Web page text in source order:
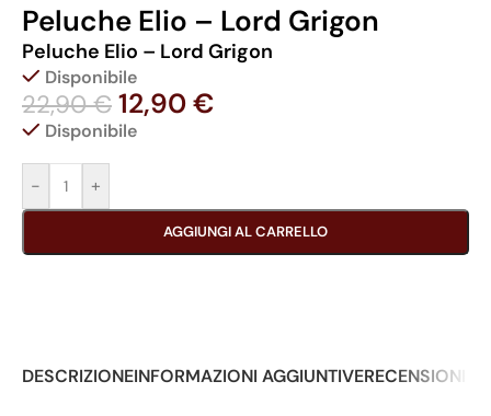
Peluche Elio – Lord Grigon
Peluche Elio – Lord Grigon
Disponibile
22,90€ 12,90€
Disponibile
- +
AGGIUNGI AL CARRELLO
DESCRIZIONEINFORMAZIONI AGGIUNTIVERECENSIONI